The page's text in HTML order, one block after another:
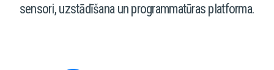
sensori, uzstādīšana un programmatūras platforma.